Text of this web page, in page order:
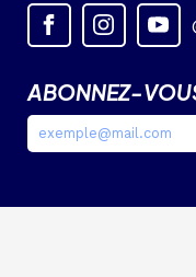
ABONNEZ-